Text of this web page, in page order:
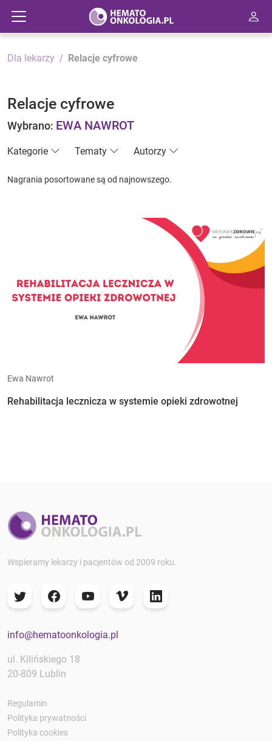
Dla lekarzy Relacje cyfrowe
Relacje cyfrowe
Wybrano: EWA NAWROT
Kategorie Tematy Autorzy
Nagrania posortowane są od najnowszego.
Ewa Nawrot
Rehabilitacja lecznicza w systemie opieki zdrowotnej
Wspieramy lekarzy i pacjentów od 2009 roku.
info@hematoonkologia.pl
ul. Kilińskiego 18
20-809 Lublin
Regulamin
Polityka prywatności
Polityka cookies